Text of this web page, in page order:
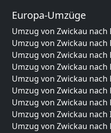
Europa-Umzüge
Umzug von Zwickau nach
Umzug von Zwickau nach
Umzug von Zwickau nach
Umzug von Zwickau nach
Umzug von Zwickau nach
Umzug von Zwickau nach
Umzug von Zwickau
Umzug von Zwickau nach
Umzug von Zwickau nach